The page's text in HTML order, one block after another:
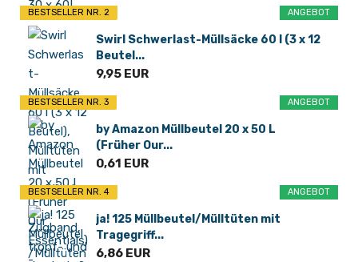
ANGEBOT
BESTSELLER NR. 2
Swirl Schwerlast-Müllsäcke 60 l (3 x 12
Beutel...
9,95 EUR
ANGEBOT
BESTSELLER NR. 3
by Amazon Müllbeutel 20 x 50 L
(Früher Our...
0,61 EUR
ANGEBOT
BESTSELLER NR. 4
ja! 125 Müllbeutel/Mülltüten mit
Tragegriff...
6,86 EUR